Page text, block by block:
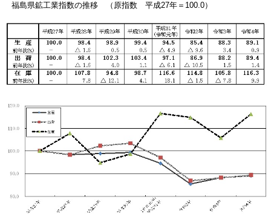
福島県鉱工業指数の推移 （原指数 平成27年＝100.0）